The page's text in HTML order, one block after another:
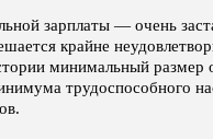
зарплаты — очень
крайне
минимальный размер
трудоспособного